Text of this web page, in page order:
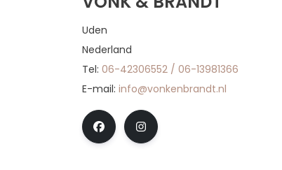
Uden
Nederland
Tel: 06-42306552 / 06-13981366
E-mail: info@vonkenbrandt.nl